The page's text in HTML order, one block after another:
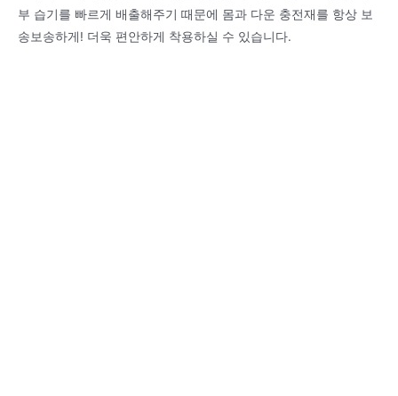
부 습기를 빠르게 배출해주기 때문에 몸과 다운 충전재를 항상 보
송보송하게! 더욱 편안하게 착용하실 수 있습니다.